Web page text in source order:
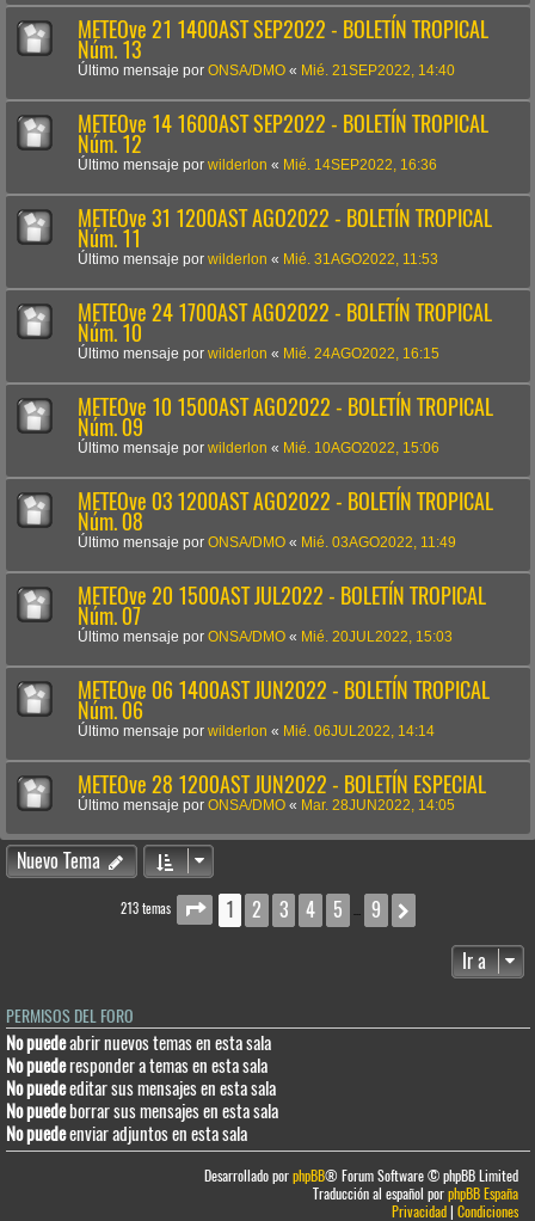
METEOve 21 1400AST SEP2022 - BOLETÍN TROPICAL
Núm. 13
Último mensaje por ONSA/DMO « Mié. 21SEP2022, 14:40
METEOve 14 1600AST SEP2022 - BOLETÍN TROPICAL
Núm. 12
Último mensaje por wilderlon « Mié. 14SEP2022, 16:36
METEOve 31 1200AST AGO2022 - BOLETÍN TROPICAL
Núm. 11
Último mensaje por wilderlon « Mié. 31AGO2022, 11:53
METEOve 24 1700AST AGO2022 - BOLETÍN TROPICAL
Núm. 10
Último mensaje por wilderlon « Mié. 24AGO2022, 16:15
METEOve 10 1500AST AGO2022 - BOLETÍN TROPICAL
Núm. 09
Último mensaje por wilderlon « Mié. 10AGO2022, 15:06
METEOve 03 1200AST AGO2022 - BOLETÍN TROPICAL
Núm. 08
Último mensaje por ONSA/DMO « Mié. 03AGO2022, 11:49
METEOve 20 1500AST JUL2022 - BOLETÍN TROPICAL
Núm. 07
Último mensaje por ONSA/DMO « Mié. 20JUL2022, 15:03
METEOve 06 1400AST JUN2022 - BOLETÍN TROPICAL
Núm. 06
Último mensaje por wilderlon « Mié. 06JUL2022, 14:14
METEOve 28 1200AST JUN2022 - BOLETÍN ESPECIAL
Último mensaje por ONSA/DMO « Mar. 28JUN2022, 14:05
Nuevo Tema
213 temas Página1 de
1 2 3 4 5 … 9
Ir a
PERMISOS DEL FORO
No puedeabrir nuevos temas en esta sala
No puederesponder a temas en esta sala
No puedeeditar sus mensajes en esta sala
No puedeborrar sus mensajes en esta sala
No puedeenviar adjuntos en esta sala
Desarrollado porphpBB® Forum Software © phpBB Limited
Traducción al español porphpBB España
Privacidad|Condiciones